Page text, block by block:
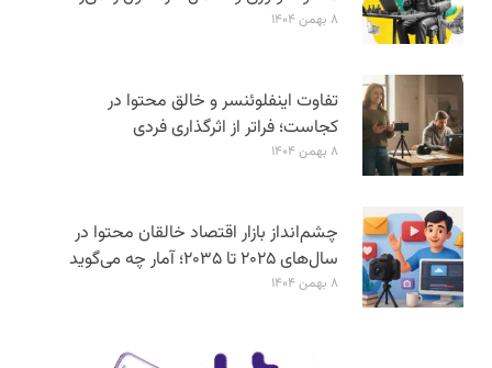
۸ بهمن ۱۴۰۴
تفاوت اینفلوئنسر و خالق محتوا در
کجاست؛ فراتر از اثرگذاری فردی
۸ بهمن ۱۴۰۴
چشم‌انداز بازار اقتصاد خالقان محتوا در
سال‌های ۲۰۲۵ تا ۲۰۳۵؛ آمار چه می‌گوید
۸ بهمن ۱۴۰۴